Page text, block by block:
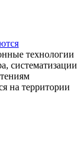
технологии
систематизации
на территории